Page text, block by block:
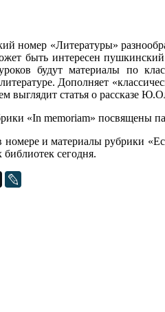
номер «Литературы»
быть интересен
будут материалы по
Дополняет
выглядит статья о рассказе
«In memoriam» посвящены
номере и материалы рубрики
сегодня.